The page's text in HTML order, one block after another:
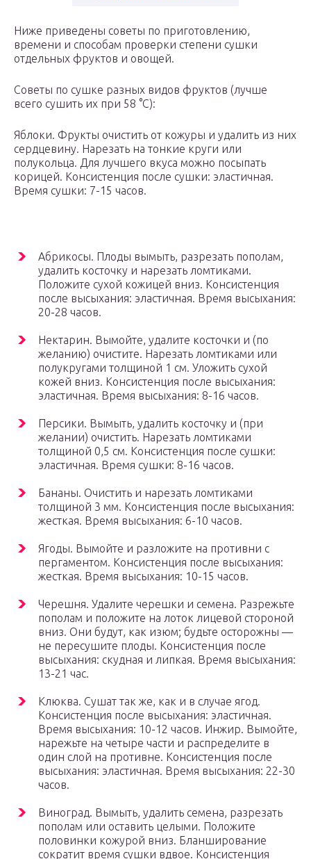
Ниже приведены советы по приготовлению,
времени и способам проверки степени сушки
отдельных фруктов и овощей.
Советы по сушке разных видов фруктов (лучше
всего сушить их при 58 °С):
Яблоки. Фрукты очистить от кожуры и удалить из них
сердцевину. Нарезать на тонкие круги или
полукольца. Для лучшего вкуса можно посыпать
корицей. Консистенция после сушки: эластичная.
Время сушки: 7-15 часов.
Абрикосы. Плоды вымыть, разрезать пополам,
удалить косточку и нарезать ломтиками.
Положите сухой кожицей вниз. Консистенция
после высыхания: эластичная. Время высыхания:
20-28 часов.
Нектарин. Вымойте, удалите косточки и (по
желанию) очистите. Нарезать ломтиками или
полукругами толщиной 1 см. Уложить сухой
кожей вниз. Консистенция после высыхания:
эластичная. Время высыхания: 8-16 часов.
Персики. Вымыть, удалить косточку и (при
желании) очистить. Нарезать ломтиками
толщиной 0,5 см. Консистенция после сушки:
эластичная. Время сушки: 8-16 часов.
Бананы. Очистить и нарезать ломтиками
толщиной 3 мм. Консистенция после высыхания:
жесткая. Время высыхания: 6-10 часов.
Ягоды. Вымойте и разложите на противни с
пергаментом. Консистенция после высыхания:
жесткая. Время высыхания: 10-15 часов.
Черешня. Удалите черешки и семена. Разрежьте
пополам и положите на лоток лицевой стороной
вниз. Они будут, как изюм; будьте осторожны —
не пересушите плоды. Консистенция после
высыхания: скудная и липкая. Время высыхания:
13-21 час.
Клюква. Сушат так же, как и в случае ягод.
Консистенция после высыхания: эластичная.
Время высыхания: 10-12 часов. Инжир. Вымойте,
нарежьте на четыре части и распределите в
один слой на противне. Консистенция после
высыхания: эластичная. Время высыхания: 22-30
часов.
Виноград. Вымыть, удалить семена, разрезать
пополам или оставить целыми. Положите
половинки кожурой вниз. Бланширование
сократит время сушки вдвое. Консистенция